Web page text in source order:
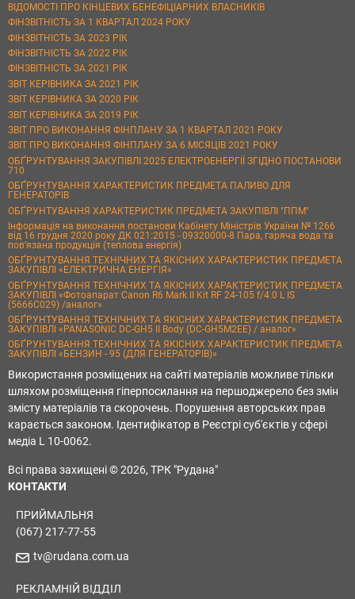
ВІДОМОСТІ ПРО КІНЦЕВИХ БЕНЕФІЦІАРНИХ ВЛАСНИКІВ
ФІНЗВІТНІСТЬ ЗА 1 КВАРТАЛ 2024 РОКУ
ФІНЗВІТНІСТЬ ЗА 2023 РІК
ФІНЗВІТНІСТЬ ЗА 2022 РІК
ФІНЗВІТНІСТЬ ЗА 2021 РІК
ЗВІТ КЕРІВНИКА ЗА 2021 РІК
ЗВІТ КЕРІВНИКА ЗА 2020 РІК
ЗВІТ КЕРІВНИКА ЗА 2019 РІК
ЗВІТ ПРО ВИКОНАННЯ ФІНПЛАНУ ЗА 1 КВАРТАЛ 2021 РОКУ
ЗВІТ ПРО ВИКОНАННЯ ФІНПЛАНУ ЗА 6 МІСЯЦІВ 2021 РОКУ
ОБҐРУНТУВАННЯ ЗАКУПІВЛІ 2025 ЕЛЕКТРОЕНЕРГІЇ ЗГІДНО ПОСТАНОВИ
710
ОБҐРУНТУВАННЯ ХАРАКТЕРИСТИК ПРЕДМЕТА ПАЛИВО ДЛЯ
ГЕНЕРАТОРІВ
ОБҐРУНТУВАННЯ ХАРАКТЕРИСТИК ПРЕДМЕТА ЗАКУПІВЛІ "ППМ"
Інформація на виконання постанови Кабінету Міністрів України № 1266
від 16 грудня 2020 року ДК 021:2015 - 09320000-8 Пара, гаряча вода та
пов’язана продукція (теплова енергія)
ОБҐРУНТУВАННЯ ТЕХНІЧНИХ ТА ЯКІСНИХ ХАРАКТЕРИСТИК ПРЕДМЕТА
ЗАКУПІВЛІ «ЕЛЕКТРИЧНА ЕНЕРГІЯ»
ОБҐРУНТУВАННЯ ТЕХНІЧНИХ ТА ЯКІСНИХ ХАРАКТЕРИСТИК ПРЕДМЕТА
ЗАКУПІВЛІ «Фотоапарат Canon R6 Mark II Kit RF 24-105 f/4.0 L IS
(5666C029) /аналог»
ОБҐРУНТУВАННЯ ТЕХНІЧНИХ ТА ЯКІСНИХ ХАРАКТЕРИСТИК ПРЕДМЕТА
ЗАКУПІВЛІ «PANASONIC DC-GH5 II Body (DC-GH5M2EE) / аналог»
ОБҐРУНТУВАННЯ ТЕХНІЧНИХ ТА ЯКІСНИХ ХАРАКТЕРИСТИК ПРЕДМЕТА
ЗАКУПІВЛІ «БЕНЗИН - 95 (ДЛЯ ГЕНЕРАТОРІВ)»
Використання розміщених на сайті матеріалів можливе тільки
шляхом розміщення гіперпосилання на першоджерело без змін
змісту матеріалів та скорочень. Порушення авторських прав
карається законом. Ідентифікатор в Реєстрі суб'єктів у сфері
медіа L 10-0062.
Всі права захищені © 2026, ТРК "Рудана"
КОНТАКТИ
ПРИЙМАЛЬНЯ
(067) 217-77-55
tv@rudana.com.ua
РЕКЛАМНІЙ ВІДДІЛ